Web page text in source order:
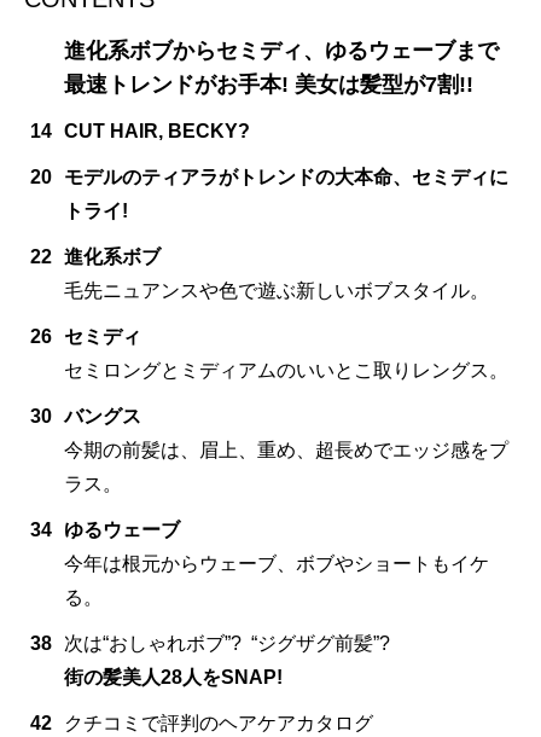
進化系ボブからセミディ、ゆるウェーブまで
最速トレンドがお手本! 美女は髪型が7割!!
14 CUT HAIR, BECKY?
20
モデルのティアラがトレンドの大本命、セミディに
トライ!
22 進化系ボブ
毛先ニュアンスや色で遊ぶ新しいボブスタイル。
26
セミディ
セミロングとミディアムのいいとこ取りレングス。
30 バングス
今期の前髪は、眉上、重め、超長めでエッジ感をプ
ラス。
34
ゆるウェーブ
今年は根元からウェーブ、ボブやショートもイケ
る。
38
次は“おしゃれボブ”? “ジグザグ前髪”?
街の髪美人28人をSNAP!
42
クチコミで評判のヘアケアカタログ